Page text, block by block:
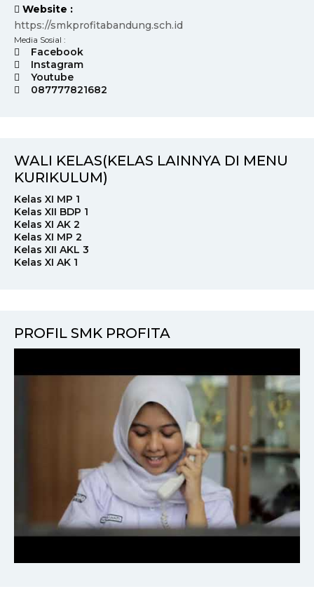
Website :
https://smkprofitabandung.sch.id
Media Sosial :
Facebook
Instagram
Youtube
087777821682
WALI KELAS(KELAS LAINNYA DI MENU
KURIKULUM)
Kelas XI MP 1
Kelas XII BDP 1
Kelas XI AK 2
Kelas XI MP 2
Kelas XII AKL 3
Kelas XI AK 1
PROFIL SMK PROFITA